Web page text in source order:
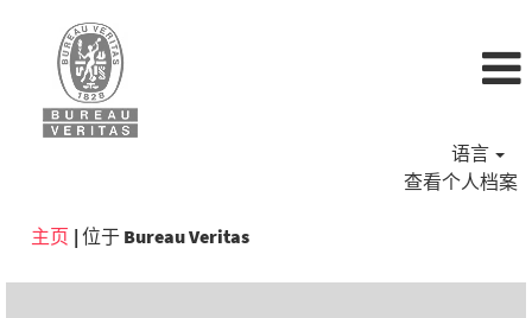
语言
查看个人档案
主页 | 位于 Bureau Veritas（当
页